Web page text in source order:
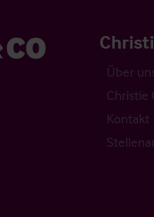
Über
Christie
Kontakt